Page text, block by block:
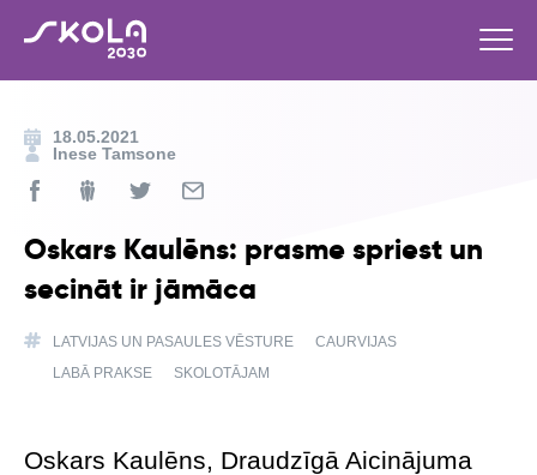
18.05.2021
Inese Tamsone
Oskars Kaulēns: prasme spriest un
secināt ir jāmāca
LATVIJAS UN PASAULES VĒSTURE
CAURVIJAS
LABĀ PRAKSE
SKOLOTĀJAM
Oskars Kaulēns, Draudzīgā Aicinājuma